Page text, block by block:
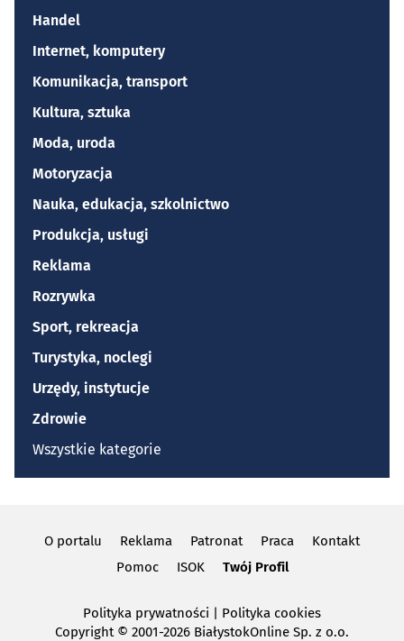
Handel
Internet, komputery
Komunikacja, transport
Kultura, sztuka
Moda, uroda
Motoryzacja
Nauka, edukacja, szkolnictwo
Produkcja, usługi
Reklama
Rozrywka
Sport, rekreacja
Turystyka, noclegi
Urzędy, instytucje
Zdrowie
Wszystkie kategorie
O portalu Reklama Patronat Praca
Kontakt
Pomoc
ISOK Twój Profil
Polityka prywatności
Polityka cookies
Copyright© 2001-2026 BiałystokOnline Sp. z o.o.